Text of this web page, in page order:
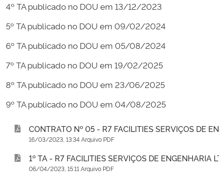
4º TA publicado no DOU em 13/12/2023
5º TA publicado no DOU em 09/02/2024
6º TA publicado no DOU em 05/08/2024
7º TA publicado no DOU em 19/02/2025
8º TA publicado no DOU em 23/06/2025
9º TA publicado no DOU em 04/08/2025
CONTRATO Nº 05 - R7 FACILITIES SERVIÇOS DE
16/03/2023, 13:34 Arquivo PDF
1º TA - R7 FACILITIES SERVIÇOS DE ENGENHARIA
06/04/2023, 15:11 Arquivo PDF